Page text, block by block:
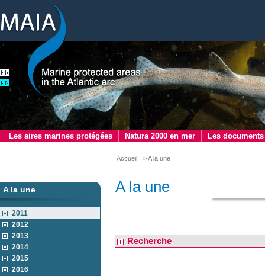
Les aires marines protégées Natura 2000 en mer Les documents
Accueil > A la une
A la une
2011
2012
2013
2014
2015
2016
A la une
Recherche